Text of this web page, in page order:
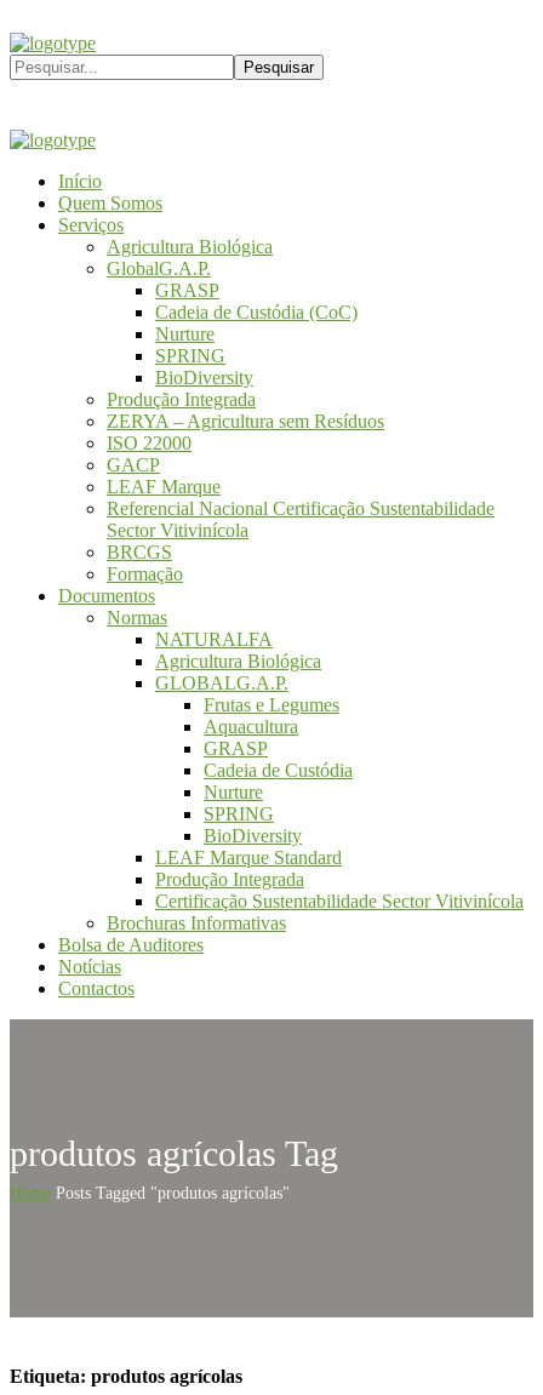
Início
Quem Somos
Serviços
Agricultura Biológica
GlobalG.A.P.
GRASP
Cadeia de Custódia (CoC)
Nurture
SPRING
BioDiversity
Produção Integrada
ZERYA – Agricultura sem Resíduos
ISO 22000
GACP
LEAF Marque
Referencial Nacional Certificação Sustentabilidade
Sector Vitivinícola
BRCGS
Formação
Documentos
Normas
NATURALFA
Agricultura Biológica
GLOBALG.A.P.
Frutas e Legumes
Aquacultura
GRASP
Cadeia de Custódia
Nurture
SPRING
BioDiversity
LEAF Marque Standard
Produção Integrada
Certificação Sustentabilidade Sector Vitivinícola
Brochuras Informativas
Bolsa de Auditores
Notícias
Contactos
produtos agrícolas Tag
Home Posts Tagged "produtos agrícolas"
Etiqueta: produtos agrícolas